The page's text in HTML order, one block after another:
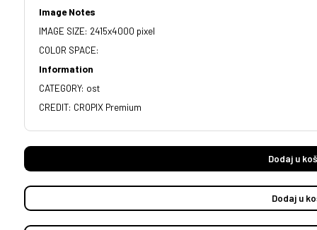
Image Notes
IMAGE SIZE: 2415x4000 pixel
COLOR SPACE:
Information
CATEGORY: ost
CREDIT: CROPIX Premium
Dodaj u
Dodaj u